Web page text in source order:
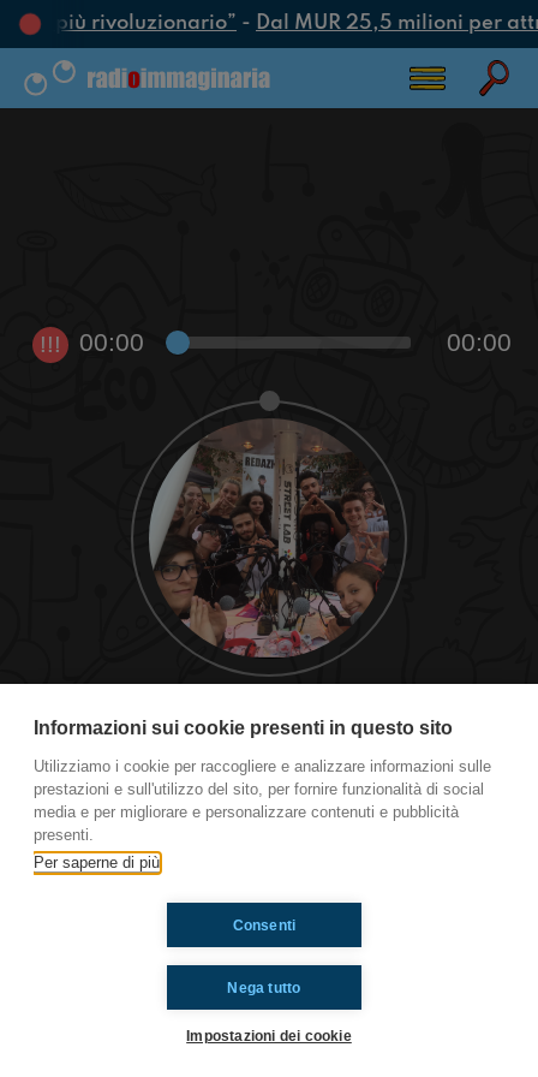
più rivoluzionario”- Dal MUR 25,5 milioni per
!!! 00:00 00:00
#sgp Piccoli bambini crescono...
Ti è piaciuto? Condividilo!
Informazioni sui cookie presenti in questo sito
Utilizziamo i cookie per raccogliere e analizzare informazioni sulle
prestazioni e sull'utilizzo del sito, per fornire funzionalità di social
media e per migliorare e personalizzare contenuti e pubblicità
presenti.
Per saperne di più
Nega tutto
Consenti
Impostazioni dei cookie